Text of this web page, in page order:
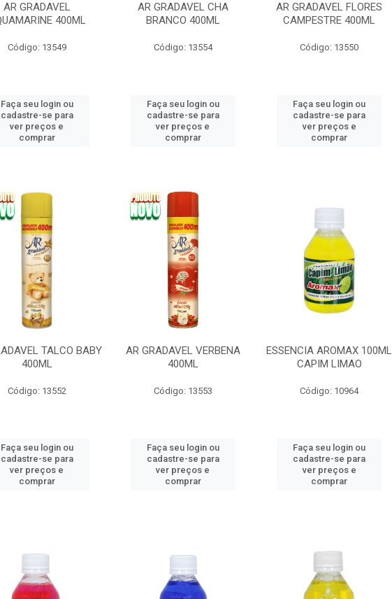
AR GRADAVEL
400ML
Código: 13549
Faça seu login ou
cadastre-se para
ver preços e
comprar
AR GRADAVEL CHA
BRANCO 400ML
Código: 13554
Faça seu login ou
cadastre-se para
ver preços e
comprar
AR GRADAVEL FLORES
CAMPESTRE 400ML
Código: 13550
Faça seu login ou
cadastre-se para
ver preços e
comprar
TALCO BABY
400ML
Código: 13552
Faça seu login ou
cadastre-se para
ver preços e
comprar
AR GRADAVEL VERBENA
400ML
Código: 13553
Faça seu login ou
cadastre-se para
ver preços e
comprar
ESSENCIA AROMAX 100ML
CAPIM LIMAO
Código: 10964
Faça seu login ou
cadastre-se para
ver preços e
comprar